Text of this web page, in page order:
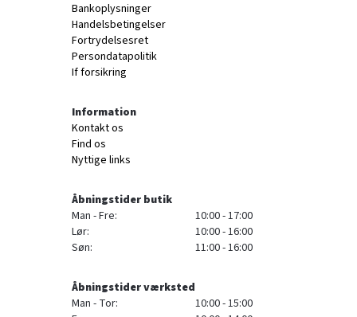
Bankoplysninger
Handelsbetingelser
Fortrydelsesret
Persondatapolitik
If forsikring
Information
Kontakt os
Find os
Nyttige links
Åbningstider butik
Man - Fre:
10:00 - 17:00
Lør:
10:00 - 16:00
Søn:
11:00 - 16:00
Åbningstider værksted
Man - Tor:
10:00 - 15:00